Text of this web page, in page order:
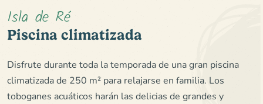
Isla de Ré
Piscina climatizada
Disfrute durante toda la temporada de una gran piscina
climatizada de 250 m² para relajarse en familia. Los
toboganes acuáticos harán las delicias de grandes y